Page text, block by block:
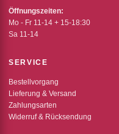
Öffnungszeiten:
Mo - Fr 11-14 + 15-18:30
Sa 11-14
SERVICE
Bestellvorgang
Lieferung & Versand
Zahlungsarten
Widerruf & Rücksendung